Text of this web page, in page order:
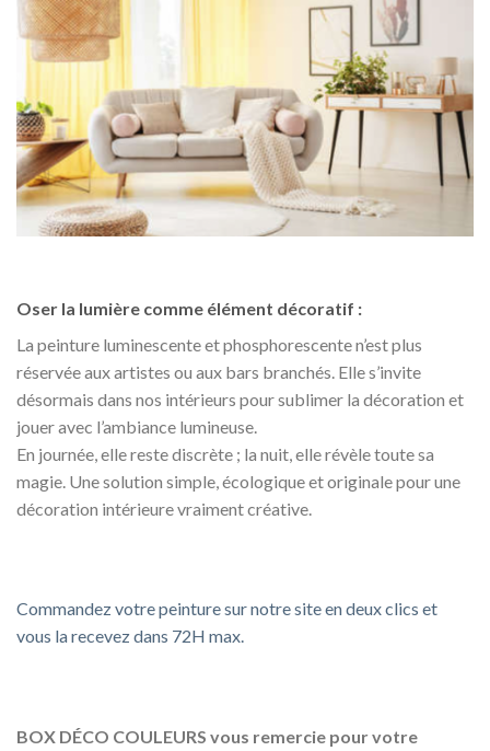
Oser la lumière comme élément décoratif :
La peinture luminescente et phosphorescente n’est plus
réservée aux artistes ou aux bars branchés. Elle s’invite
désormais dans nos intérieurs pour sublimer la décoration et
jouer avec l’ambiance lumineuse.
En journée, elle reste discrète ; la nuit, elle révèle toute sa
magie. Une solution simple, écologique et originale pour une
décoration intérieure vraiment créative.
Commandez votre peinture sur notre site en deux clics et
vous la recevez dans 72H max.
BOX DÉCO COULEURS vous remercie pour votre